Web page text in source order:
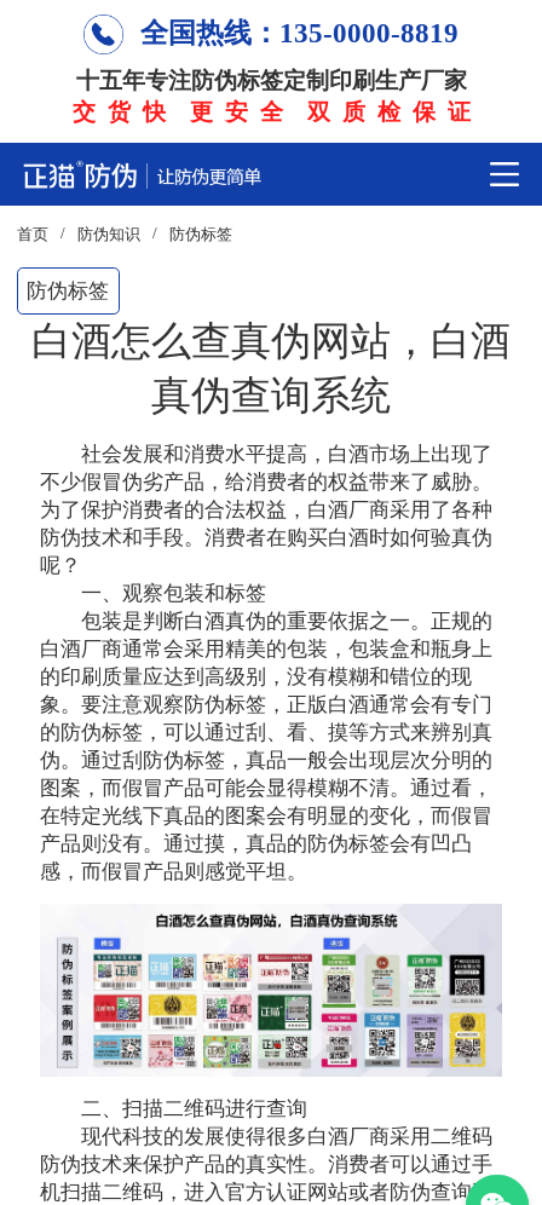
全国热线：135-0000-8819
十五年专注防伪标签定制印刷生产厂家
交 货 快 更 安 全 双 质 检 保 证
首页 / 防伪知识 / 防伪标签
防伪标签
白酒怎么查真伪网站，白酒
真伪查询系统
社会发展和消费水平提高，白酒市场上出现了
不少假冒伪劣产品，给消费者的权益带来了威胁。
为了保护消费者的合法权益，白酒厂商采用了各种
防伪技术和手段。消费者在购买白酒时如何验真伪
呢？
一、观察包装和标签
包装是判断白酒真伪的重要依据之一。正规的
白酒厂商通常会采用精美的包装，包装盒和瓶身上
的印刷质量应达到高级别，没有模糊和错位的现
象。要注意观察防伪标签，正版白酒通常会有专门
的防伪标签，可以通过刮、看、摸等方式来辨别真
伪。通过刮防伪标签，真品一般会出现层次分明的
图案，而假冒产品可能会显得模糊不清。通过看，
在特定光线下真品的图案会有明显的变化，而假冒
产品则没有。通过摸，真品的防伪标签会有凹凸
感，而假冒产品则感觉平坦。
二、扫描二维码进行查询
现代科技的发展使得很多白酒厂商采用二维码
防伪技术来保护产品的真实性。消费者可以通过手
机扫描二维码，进入官方认证网站或者防伪查询平